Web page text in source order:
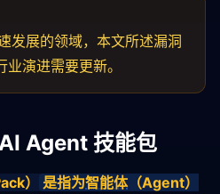
发展的领域，本文所述漏洞
演进需要更新。
Agent 技能包
） 是指为智能体（Agent）